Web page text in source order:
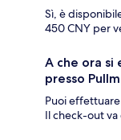
Sì, è
450 CNY per
A che ora
presso
Puoi
Il check-out